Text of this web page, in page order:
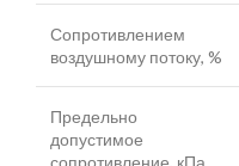
Сопротивлением
воздушному потоку, %
Предельно
допустимое
сопротивление, кПа